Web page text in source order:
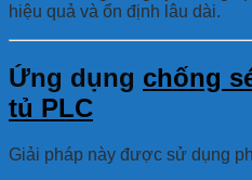
hiệu quả và ổn định lâu dài.
Ứng dụng chống
tủ PLC
Giải pháp này được sử dụng